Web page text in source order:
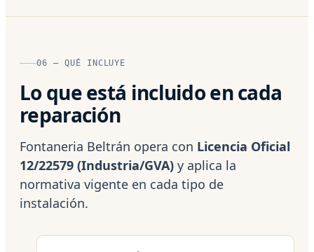
06 — QUÉ INCLUYE
Lo que está incluido en cada
reparación
Fontaneria Beltrán opera con Licencia Oficial
12/22579 (Industria/GVA) y aplica la
normativa vigente en cada tipo de
instalación.